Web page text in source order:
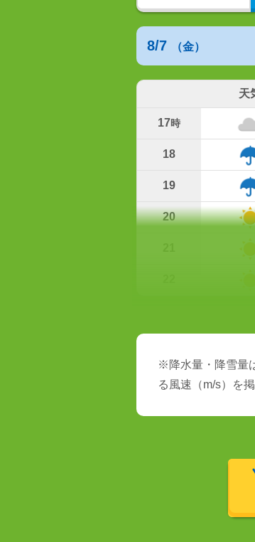
8/7 （金）
天
17時
18
19
20
※降水量・降雪量
る風速（m/s）を